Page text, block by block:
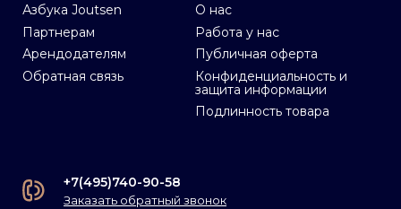
Азбука Joutsen
Партнерам
Арендодателям
Обратная связь
О нас
Работа у нас
Публичная оферта
Конфиденциальность и
защита информации
Подлинность товара
+7(495)740-90-58
Заказать обратный звонок